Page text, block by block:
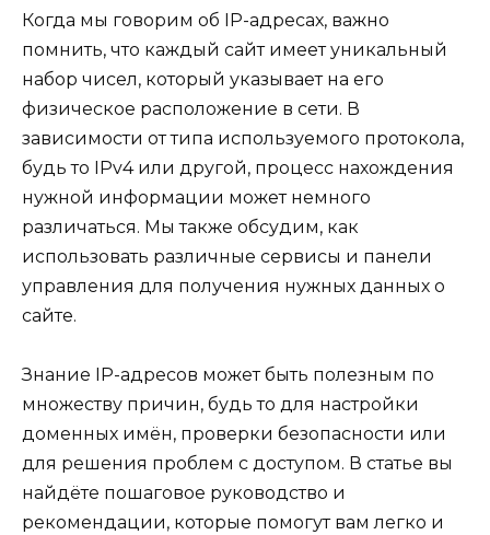
Когда мы говорим об IP-адресах, важно
помнить, что каждый сайт имеет уникальный
набор чисел, который указывает на его
физическое расположение в сети. В
зависимости от типа используемого протокола,
будь то IPv4 или другой, процесс нахождения
нужной информации может немного
различаться. Мы также обсудим, как
использовать различные сервисы и панели
управления для получения нужных данных о
сайте.
Знание IP-адресов может быть полезным по
множеству причин, будь то для настройки
доменных имён, проверки безопасности или
для решения проблем с доступом. В статье вы
найдёте пошаговое руководство и
рекомендации, которые помогут вам легко и